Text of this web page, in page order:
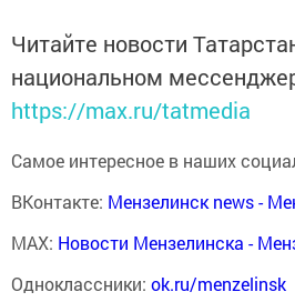
Читайте новости
национальном
https://max.ru/tatmedia
Самое интересное в наших
ВКонтакте: Мензелинск news -
MAX: Новости Мензелинска -
Одноклассники: ok.ru/menzelinsk